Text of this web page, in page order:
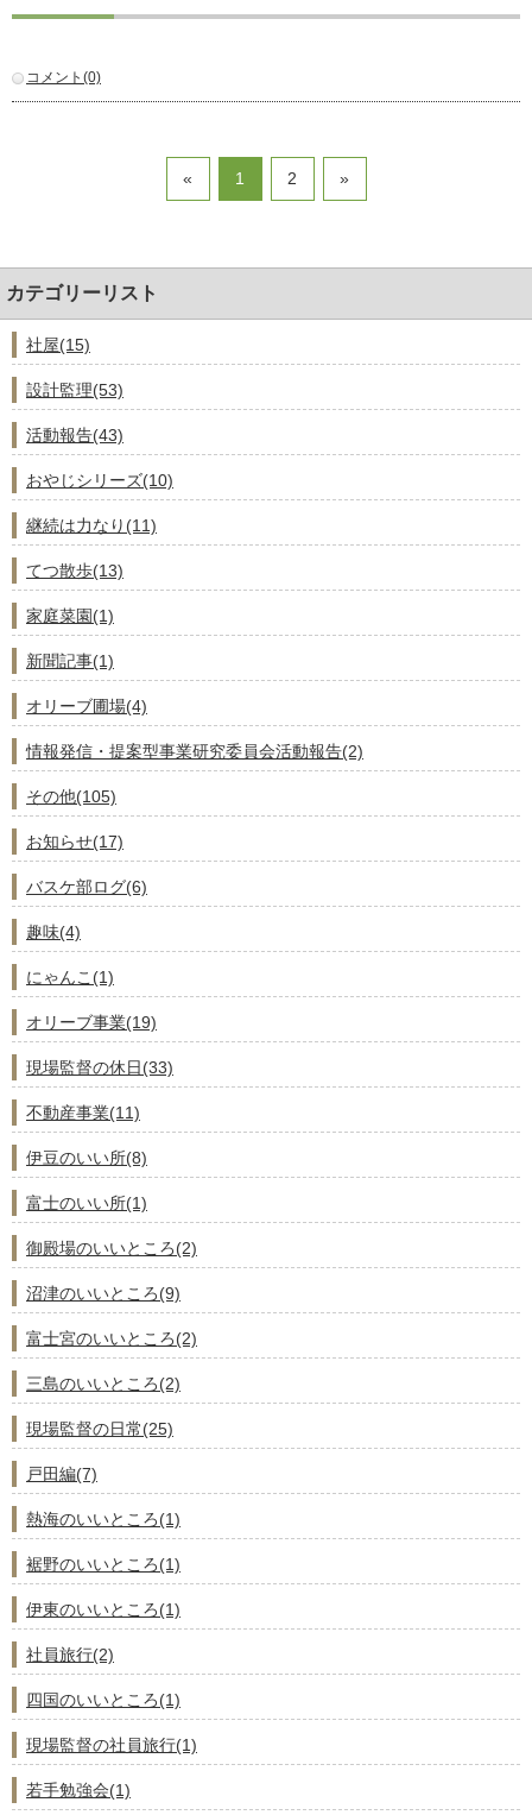
BLOG
不動産情報
コメント(0)
« 1 2 »
カテゴリーリスト
社屋(15)
設計監理(53)
活動報告(43)
おやじシリーズ(10)
継続は力なり(11)
てつ散歩(13)
家庭菜園(1)
新聞記事(1)
オリーブ圃場(4)
情報発信・提案型事業研究委員会活動報告(2)
その他(105)
お知らせ(17)
バスケ部ログ(6)
趣味(4)
にゃんこ(1)
オリーブ事業(19)
現場監督の休日(33)
不動産事業(11)
伊豆のいい所(8)
富士のいい所(1)
御殿場のいいところ(2)
沼津のいいところ(9)
富士宮のいいところ(2)
三島のいいところ(2)
現場監督の日常(25)
戸田編(7)
熱海のいいところ(1)
裾野のいいところ(1)
伊東のいいところ(1)
社員旅行(2)
四国のいいところ(1)
現場監督の社員旅行(1)
若手勉強会(1)